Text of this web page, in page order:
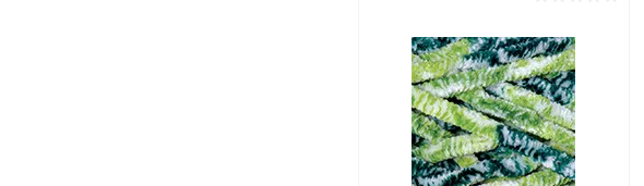
Купить в 1 клик Сравнение
В избранное Под заказ